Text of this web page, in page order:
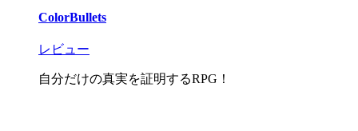
ColorBullets
レビュー
自分だけの真実を証明するRPG！